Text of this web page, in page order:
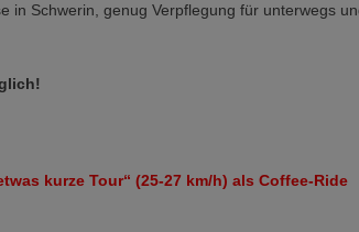
in Schwerin, genug Verpflegung für unterwegs
kurze Tour“ (25-27 km/h) als Coffee-Ride